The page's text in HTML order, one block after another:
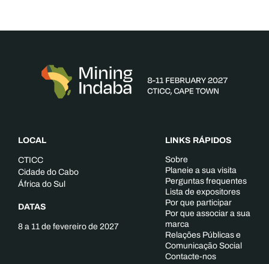
LOCAL
CTICC
Cidade do Cabo
África do Sul
DATAS
8 a 11 de fevereiro de 2027
LINKS RÁPIDOS
Sobre
Planeie a sua visita
Perguntas frequentes
Lista de expositores
Por que participar
Por que associar a sua
marca
Relações Públicas e
Comunicação Social
Contacte-nos